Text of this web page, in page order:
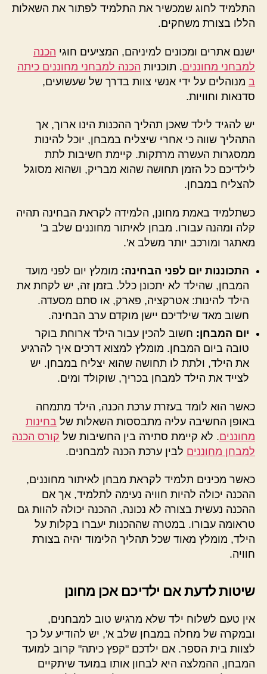
התלמיד לחוג שמכשיר את התלמיד לפתור את השאלות
הללו בצורת משחקים.
ישנם אתרים ומכונים למיניהם, המציעים חוגי הכנה
למבחני מחוננים. תוכניות הכנה למבחני מחוננים כיתה
ב מנוהלים על ידי אנשי צוות בדרך של שעשועים,
סדנאות וחוויות.
יש להגיד לילד שאכן תהליך ההכנות הינו ארוך, אך
התהליך שווה כי אחרי שיצליח במבחן, יוכל להינות
ממסגרות העשרה מרתקות. קיימת חשיבות לתת
לילדיכם כל הזמן תחושה שהוא מבריק, ושהוא מסוגל
להצליח במבחן.
כשתלמיד באמת מחונן, הלמידה לקראת הבחינה תהיה
קלה ומהנה עבורו. מבחן לאיתור מחוננים שלב ב'
מאתגר ומורכב יותר משלב א'.
התכוננות יום לפני הבחינה: מומלץ יום לפני מועד
המבחן, שהילד לא יתכונן כלל. בזמן זה, יש לקחת את
הילד להינות: אטרקציה, פארק, או סתם מסעדה.
חשוב מאד שילדיכם יישן מוקדם ערב הבחינה.
יום המבחן: חשוב להכין עבור הילד ארוחת בוקר
טובה ביום המבחן. מומלץ למצוא דרכים איך להרגיע
את הילד, ולתת לו תחושה שהוא יצליח במבחן. יש
לצייד את הילד למבחן בכריך, שוקולד ומים.
כאשר הוא לומד בעזרת ערכת הכנה, הילד מתמחה
באופן החשיבה עליה מתבססות השאלות של בחינות
מחוננים. לא קיימת סתירה בין החשיבות של קורס הכנה
למבחן מחוננים לבין ערכת הכנה למבחנים.
כאשר מכינים תלמיד לקראת מבחן לאיתור מחוננים,
ההכנה יכולה להיות חוויה נעימה לתלמיד, אך אם
ההכנה נעשית בצורה לא נכונה, ההכנה יכולה להוות גם
טראומה עבורו. במטרה שההכנות יעברו בקלות על
הילד, מומלץ מאוד שכל תהליך הלימוד יהיה בצורת
חוויה.
שיטות לדעת אם ילדיכם אכן מחונן
אין טעם לשלוח ילד שלא מרגיש טוב למבחנים,
ובמקרה של מחלה במבחן שלב א', יש להודיע על כך
לצוות בית הספר. אם ילדכם "קפץ כיתה" קרוב למועד
המבחן, ההמלצה היא לבחון אותו במועד שיתקיים